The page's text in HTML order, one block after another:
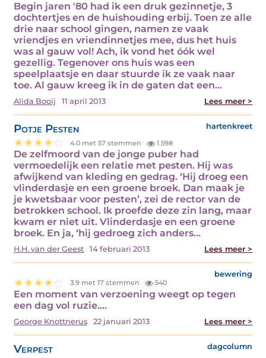
Begin jaren '80 had ik een druk gezinnetje, 3
dochtertjes en de huishouding erbij. Toen ze alle
drie naar school gingen, namen ze vaak
vriendjes en vriendinnetjes mee, dus het huis
was al gauw vol! Ach, ik vond het óók wel
gezellig. Tegenover ons huis was een
speelplaatsje en daar stuurde ik ze vaak naar
toe. Al gauw kreeg ik in de gaten dat een…
Alida Booij 11 april 2013 Lees meer >
Potje Pesten hartenkreet
4.0 met 57 stemmen 1.598
De zelfmoord van de jonge puber had
vermoedelijk een relatie met pesten. Hij was
afwijkend van kleding en gedrag. ‘Hij droeg een
vlinderdasje en een groene broek. Dan maak je
je kwetsbaar voor pesten’, zei de rector van de
betrokken school. Ik proefde deze zin lang, maar
kwam er niet uit. Vlinderdasje en een groene
broek. En ja, ‘hij gedroeg zich anders…
H.H. van der Geest 14 februari 2013 Lees meer >
bewering
3.9 met 17 stemmen 540
Een moment van verzoening weegt op tegen
een dag vol ruzie.…
George Knottnerus 22 januari 2013 Lees meer >
Verpest dagcolumn